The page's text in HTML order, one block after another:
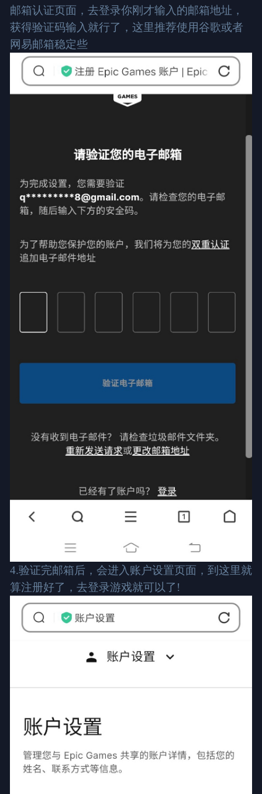
邮箱认证页面，去登录你刚才输入的邮箱地址，
获得验证码输入就行了，这里推荐使用谷歌或者
网易邮箱稳定些
4.验证完邮箱后，会进入账户设置页面，到这里就
算注册好了，去登录游戏就可以了!